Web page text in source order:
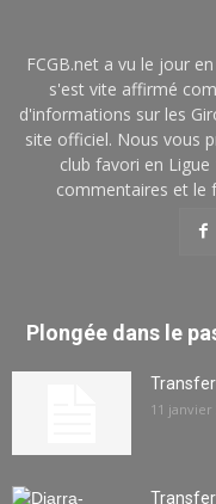
FCGB.net a vu le jour
s'est vite affirmé
d'informations sur les
site officiel. Nous vous
club favori en
commentaires et le
Plongée dans le
11 janvier